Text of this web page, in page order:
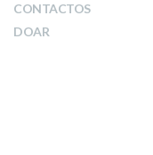
CONTACTOS
DOAR